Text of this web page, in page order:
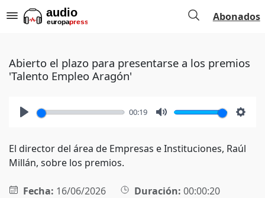
Abonados
Abierto el plazo para presentarse a los premios
'Talento Empleo Aragón'
00:19
El director del área de Empresas e Instituciones, Raúl
Millán, sobre los premios.
Fecha: 16/06/2026 Duración: 00:00:20